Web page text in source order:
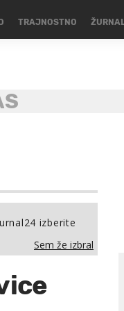
TRAJNOSTNO
izberite
Sem že izbral